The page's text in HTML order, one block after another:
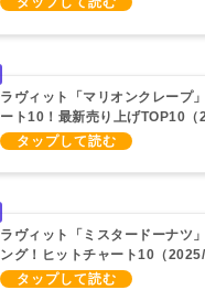
ラヴィット「マリオンクレープ
ート10！最新売り上げTOP10（
ラヴィット「ミスタードーナツ
ング！ヒットチャート10（2025/